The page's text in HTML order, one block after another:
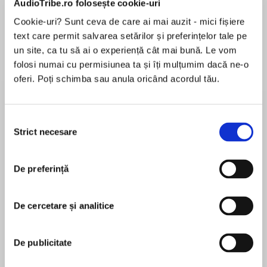
AudioTribe.ro folosește cookie-uri
Cookie-uri? Sunt ceva de care ai mai auzit - mici fișiere
text care permit salvarea setărilor și preferințelor tale pe
un site, ca tu să ai o experiență cât mai bună. Le vom
folosi numai cu permisiunea ta și îți mulțumim dacă ne-o
oferi. Poți schimba sau anula oricând acordul tău.
consimțământului
Strict necesare
De preferință
De cercetare și analitice
De publicitate
Desprecarte
A gripping tale of witchcraft and romance, past
and present, from the Sunday Times bestselling
The parish of Manningtree and Mistley has a
dark history. In 1644, Cromwell's Witchfinder
including Liza the herbalist, whose cottage still
stands. Some say the spirits of his victims still
pentru această carte
Barbara Erskine is the author of thirteen